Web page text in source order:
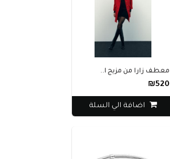
معطف زارا من مزيج ا..
₪520
اضافة الي السلة